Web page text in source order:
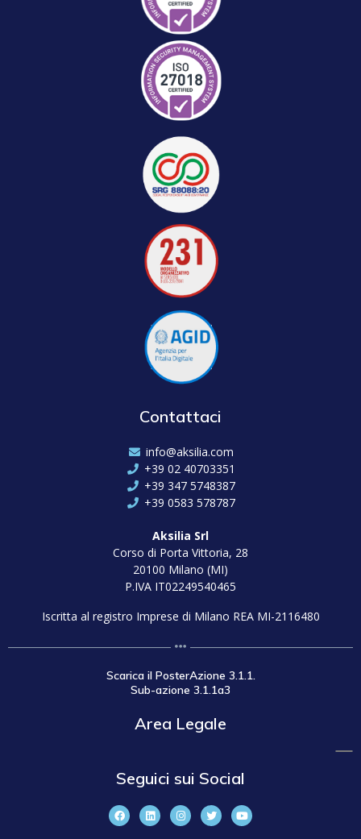
Contattaci
info@aksilia.com
+39 02 40703351
+39 347 5748387
+39 0583 578787
Aksilia Srl
Corso di Porta Vittoria, 28
20100 Milano (MI)
P.IVA IT02249540465
Iscritta al registro Imprese di Milano REA MI-2116480
Scarica il PosterAzione 3.1.1.
Sub-azione 3.1.1a3
Area Legale
Seguici sui Social